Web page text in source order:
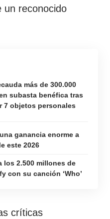
un reconocido
más de 300.000
subasta benéfica tras
7 objetos personales
ganancia enorme a
este 2026
los 2.500 millones de
con su canción ‘Who’
críticas